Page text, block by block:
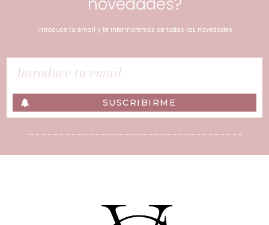
Introduce tu email y te informaremos de todas las novedades
SUSCRIBIRME